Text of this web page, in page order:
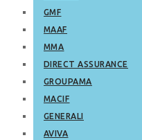
GMF
MAAF
MMA
DIRECT ASSURANCE
GROUPAMA
MACIF
GENERALI
AVIVA